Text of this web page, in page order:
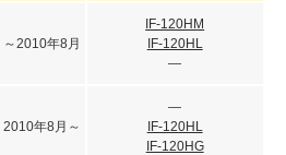
～2010年8月
IF-120HM
IF-120HL
―
2010年8月～
―
IF-120HL
IF-120HG